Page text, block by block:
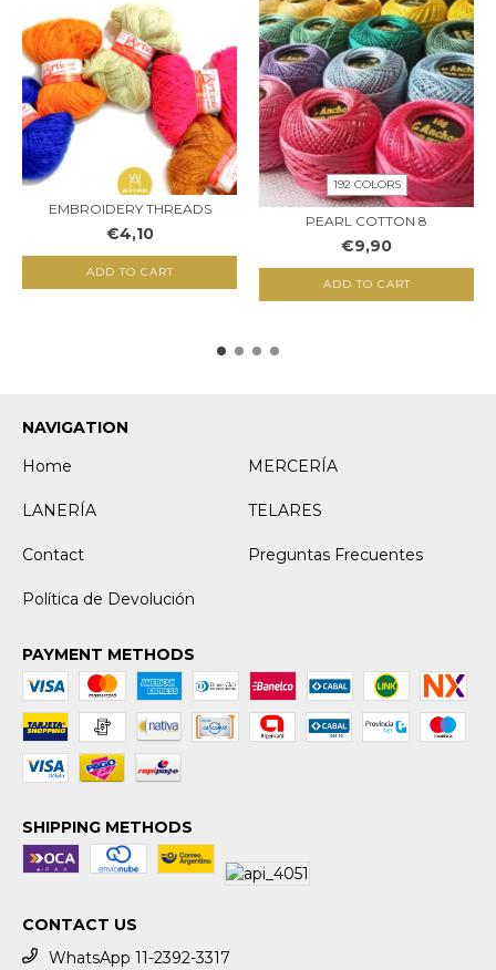
EMBROIDERY THREADS
€4,10
192 COLORS
PEARL COTTON 8
€9,90
ADD TO CART
NAVIGATION
Home
MERCERÍA
LANERÍA TELARES
Contact Preguntas Frecuentes
Política de Devolución
PAYMENT METHODS
SHIPPING METHODS
CONTACT US
WhatsApp 11-2392-3317